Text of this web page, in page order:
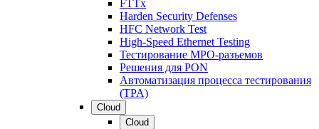
FTTx
Harden Security Defenses
HFC Network Test
High-Speed Ethernet Testing
Тестирование МРО-разъемов
Решения для PON
Автоматизация процесса тестирования
(TPA)
Cloud
Cloud